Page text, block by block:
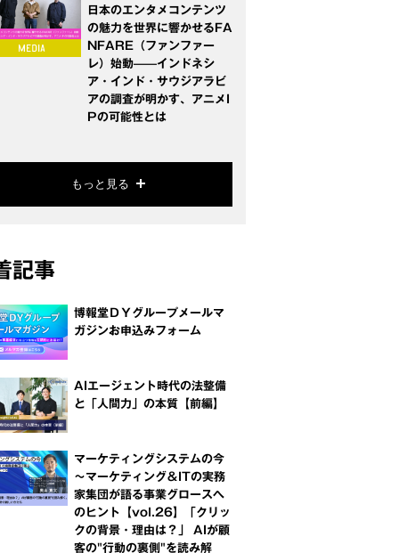
日本のエンタメコンテンツ
の魅力を世界に響かせるFA
NFARE（ファンファー
レ）始動——インドネシ
ア・インド・サウジアラビ
アの調査が明かす、アニメI
Pの可能性とは
もっと見る
記事
博報堂ＤＹグループメールマ
ガジンお申込みフォーム
AIエージェント時代の法整備
と「人間力」の本質【前編】
マーケティングシステムの今
～マーケティング＆ITの実務
家集団が語る事業グロースへ
のヒント【vol.26】「クリッ
クの背景・理由は？」 AIが顧
客の"行動の裏側"を読み解